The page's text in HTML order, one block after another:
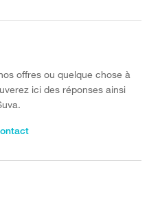
offres ou quelque chose à
ici des réponses ainsi